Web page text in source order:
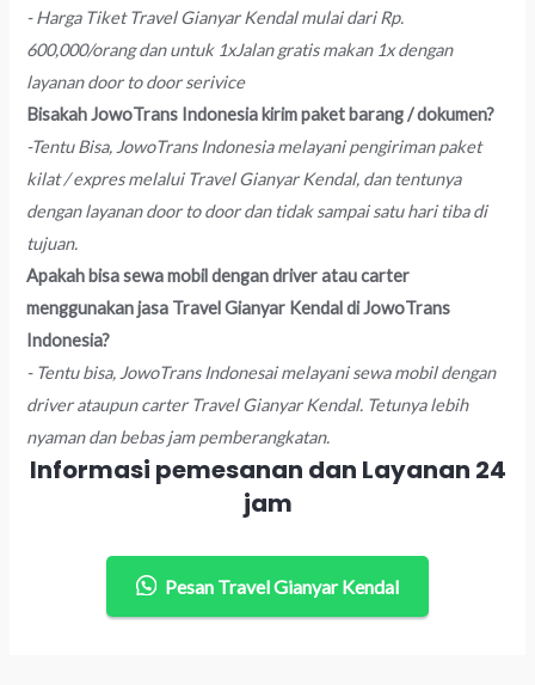
- Harga Tiket Travel Gianyar Kendal mulai dari Rp.
600,000/orang dan untuk 1xJalan gratis makan 1x dengan
layanan door to door serivice
Bisakah JowoTrans Indonesia kirim paket barang / dokumen?
-Tentu Bisa, JowoTrans Indonesia melayani pengiriman paket
kilat / expres melalui Travel Gianyar Kendal, dan tentunya
dengan layanan door to door dan tidak sampai satu hari tiba di
tujuan.
Apakah bisa sewa mobil dengan driver atau carter
menggunakan jasa Travel Gianyar Kendal di JowoTrans
Indonesia?
- Tentu bisa, JowoTrans Indonesai melayani sewa mobil dengan
driver ataupun carter Travel Gianyar Kendal. Tetunya lebih
nyaman dan bebas jam pemberangkatan.
Informasi pemesanan dan Layanan 24
jam
Pesan Travel Gianyar Kendal